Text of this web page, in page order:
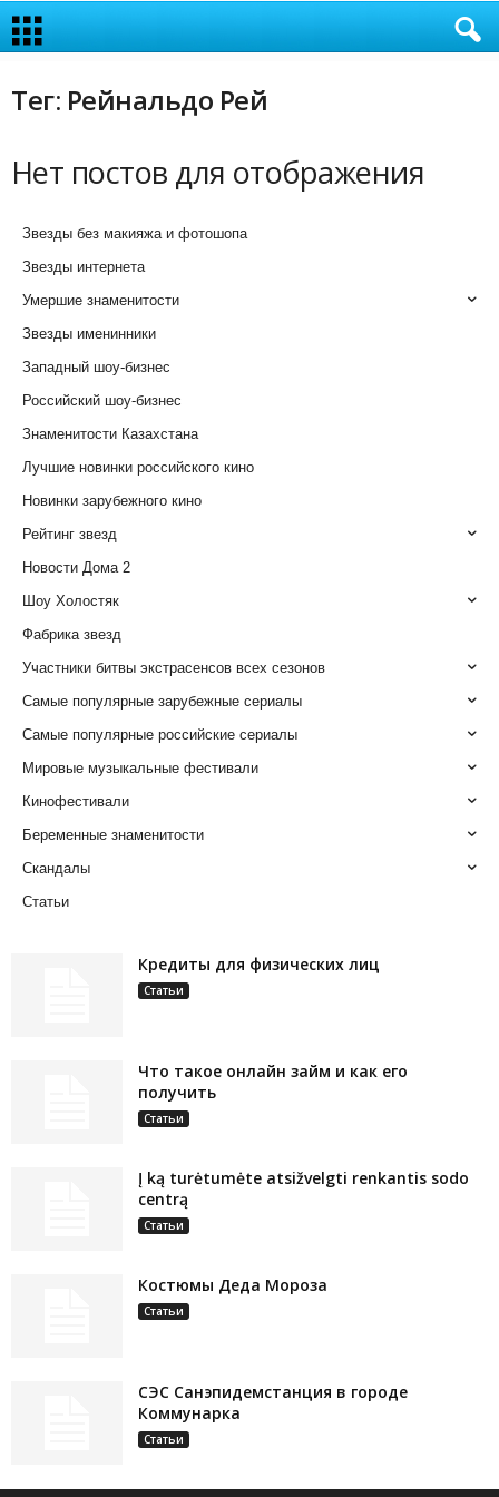
Тег: Рейнальдо Рей
Нет постов для отображения
Звезды без макияжа и фотошопа
Звезды интернета
Умершие знаменитости
Звезды именинники
Западный шоу-бизнес
Российский шоу-бизнес
Знаменитости Казахстана
Лучшие новинки российского кино
Новинки зарубежного кино
Рейтинг звезд
Новости Дома 2
Шоу Холостяк
Фабрика звезд
Участники битвы экстрасенсов всех сезонов
Самые популярные зарубежные сериалы
Самые популярные российские сериалы
Мировые музыкальные фестивали
Кинофестивали
Беременные знаменитости
Скандалы
Статьи
Кредиты для физических лиц
Статьи
Что такое онлайн займ и как его
получить
Статьи
Į ką turėtumėte atsižvelgti renkantis sodo
centrą
Статьи
Костюмы Деда Мороза
Статьи
СЭС Санэпидемстанция в городе
Коммунарка
Статьи